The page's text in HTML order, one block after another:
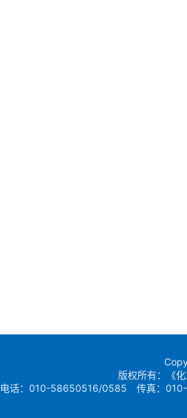
版权所有：《
电话：010-58650516/0585 传真：